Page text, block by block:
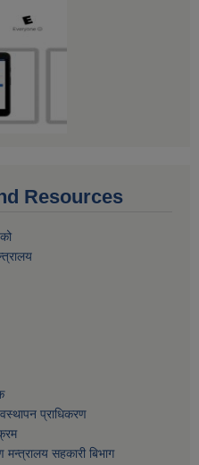
Resources
प्राधिकरण
मन्त्रालय सहकारी बिभाग